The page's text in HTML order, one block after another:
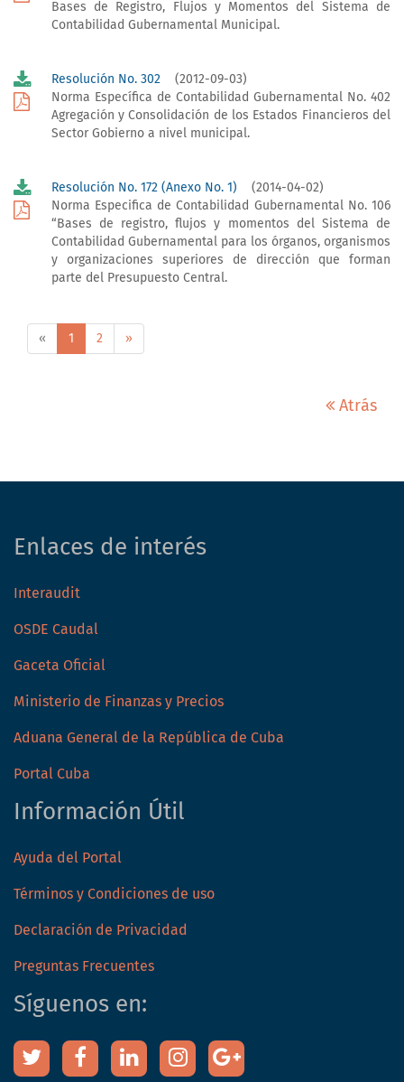
Bases de Registro, Flujos y Momentos del Sistema de
Contabilidad Gubernamental Municipal.
Resolución No. 302(2012-09-03)
Norma Específica de Contabilidad Gubernamental No. 402
Agregación y Consolidación de los Estados Financieros del
Sector Gobierno a nivel municipal.
Resolución No. 172 (Anexo No. 1) (2014-04-02)
Norma Especifica de Contabilidad Gubernamental No. 106
“Bases de registro, flujos y momentos del Sistema de
Contabilidad Gubernamental para los órganos, organismos
y organizaciones superiores de dirección que forman
parte del Presupuesto Central.
« 1 2 »
Atrás
Enlaces de interés
Interaudit
OSDE Caudal
Gaceta Oficial
Ministerio de Finanzas y Precios
Aduana General de la República de Cuba
Portal Cuba
Información Útil
Ayuda del Portal
Términos y Condiciones de uso
Declaración de Privacidad
Preguntas Frecuentes
Síguenos en: